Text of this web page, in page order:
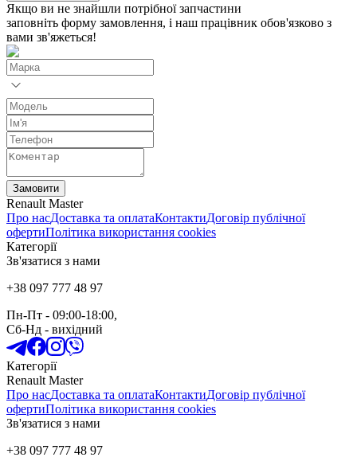
Якщо ви не знайшли потрібної запчастини
заповніть форму замовлення, і наш працівник обов'язково з
вами зв'яжеться!
Замовити
Renault Master
Про насДоставка та оплатаКонтактиДоговір публічної
офертиПолітика використання cookies
Категорії
Зв'язатися з нами
+38 097 777 48 97
Пн-Пт - 09:00-18:00,
Сб-Нд - вихідний
Категорії
Renault Master
Про насДоставка та оплатаКонтактиДоговір публічної
офертиПолітика використання cookies
Зв'язатися з нами
+38 097 777 48 97